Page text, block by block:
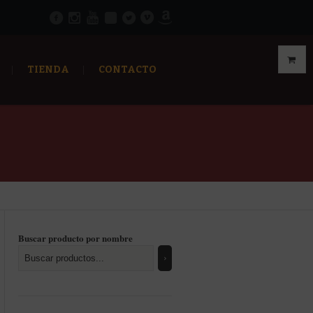
TIENDA CONTACTO
Buscar producto por nombre